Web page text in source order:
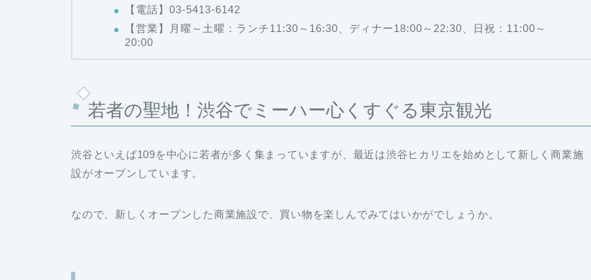
【電話】03-5413-6142
【営業】月曜～土曜：ランチ11:30～16:30、ディナー18:00～22:30、日祝：11:00～
20:00
若者の聖地！渋谷でミーハー心くすぐる東京観光
渋谷といえば109を中心に若者が多く集まっていますが、最近は渋谷ヒカリエを始めとして新しく商業施
設がオープンしています。
なので、新しくオープンした商業施設で、買い物を楽しんでみてはいかがでしょうか。